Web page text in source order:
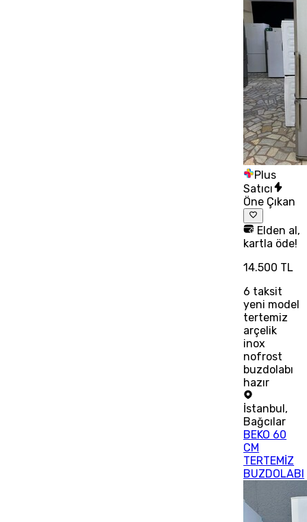
Plus
Satıcı
Öne Çıkan
Elden al,
kartla öde!
14.500 TL
6 taksit
yeni model
tertemiz
arçelik
inox
nofrost
buzdolabı
hazır
İstanbul ,
Bağcılar
BEKO 60
CM
TERTEMİZ
BUZDOLABI